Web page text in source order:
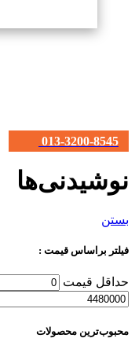
013-3200-8545
نوشیدنی‌ها
بستن
فیلتر براساس قیمت :
حداقل قیمت
محبوب‌ترین محصولات